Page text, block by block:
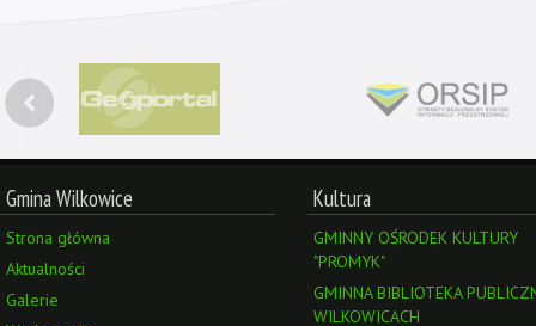
Gmina Wilkowice
Strona główna
Aktualności
Galerie
Kultura
GMINNY OŚRODEK KULTURY
"PROMYK"
GMINNA BIBLIOTEKA
WILKOWICACH